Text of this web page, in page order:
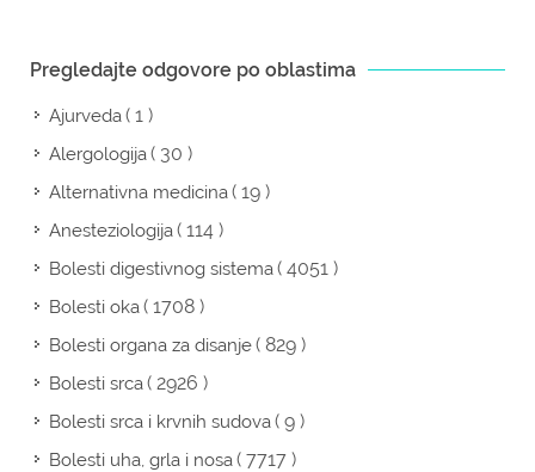
Pregledajte odgovore po oblastima
Ajurveda( 1 )
Alergologija( 30 )
Alternativna medicina( 19 )
Anesteziologija( 114 )
Bolesti digestivnog sistema( 4051 )
Bolesti oka( 1708 )
Bolesti organa za disanje( 829 )
Bolesti srca( 2926 )
Bolesti srca i krvnih sudova( 9 )
Bolesti uha, grla i nosa( 7717 )